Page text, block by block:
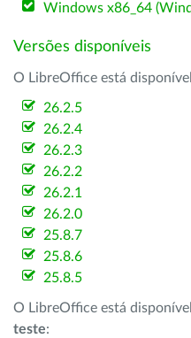
Windows x86_64
Versões disponíveis
O LibreOffice está
26.2.5
26.2.4
26.2.3
26.2.2
26.2.1
26.2.0
25.8.7
25.8.6
25.8.5
O LibreOffice está
teste: